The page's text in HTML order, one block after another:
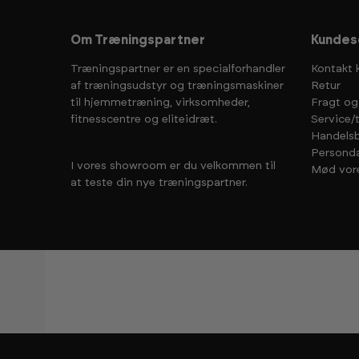
Om Træningspartner
Træningspartner er en specialforhandler
af træningsudstyr og træningsmaskiner
til hjemmetræning, virksomheder,
fitnesscentre og eliteidræt.
I vores showroom er du velkommen til
at teste din nye træningspartner.
Kontakt
Retur
Fragt
Service/
Mød